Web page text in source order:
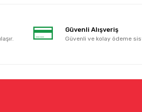
Güvenli Alışveriş
Güvenli ve kolay ödeme